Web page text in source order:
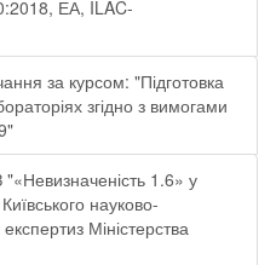
ЕА, ILAC-
за курсом: "Підготовка
згідно з вимогами
1.6» у
науково-
Міністерства